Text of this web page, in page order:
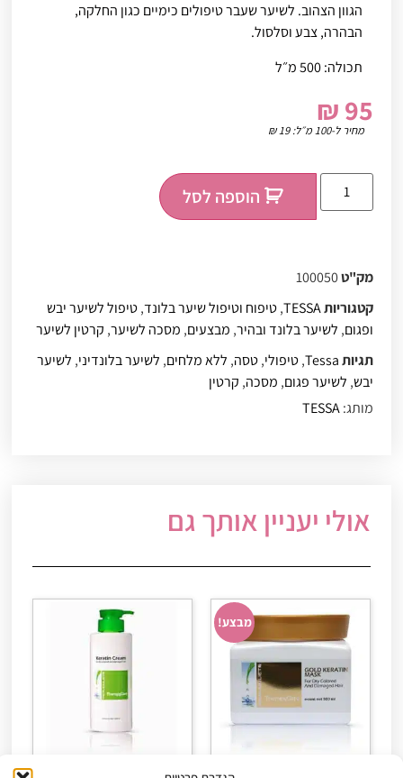
הגוון הצהוב. לשיער שעבר טיפולים כימיים כגון החלקה,
הבהרה, צבע וסלסול.
תכולה: 500 מ״ל
₪ 95
מחיר ל-100 מ״ל: ₪19
הוספה לסל
מק"ט100050
קטגוריותTESSA
,טיפוח וטיפול שיער בלונד,טיפול לשיער יבש
ופגום,לשיער בלונד ובהיר,מבצעים,מסכה לשיער,קרטין לשיער
תגיותTessa
,טיפולי,טסה,ללא מלחים,לשיער בלונדיני,לשיער
יבש,לשיער פגום,מסכה,קרטין
מותג:TESSA
אולי יעניין אותך גם
מבצע!